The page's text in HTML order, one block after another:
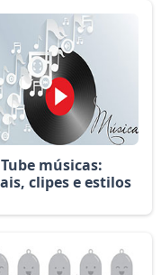
músicas:
clipes e estilos